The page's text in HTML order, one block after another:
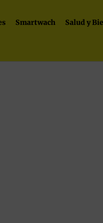
Smartwach Salud y